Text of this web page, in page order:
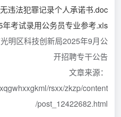
违法犯罪记录个人承诺书.doc
考试录用公务员专业参考.xls
区科技创新局2025年9月公
开招聘专干公告
文章来源：
rsxx/zkzp/content
/post_12422682.html